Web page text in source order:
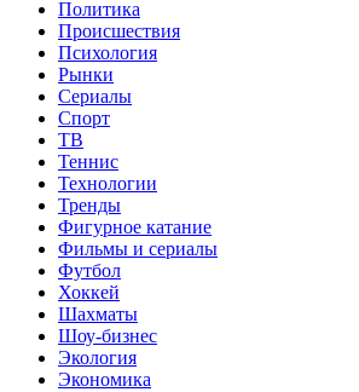
Политика
Происшествия
Психология
Рынки
Сериалы
Спорт
ТВ
Теннис
Технологии
Тренды
Фигурное катание
Фильмы и сериалы
Футбол
Хоккей
Шахматы
Шоу-бизнес
Экология
Экономика